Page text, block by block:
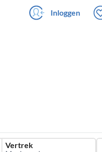
Inloggen
Vertrek